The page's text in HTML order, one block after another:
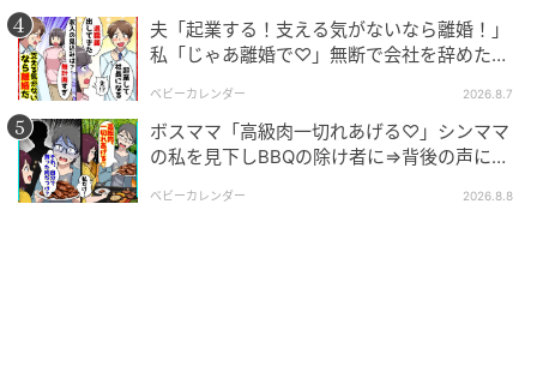
夫「起業する！支える気がないなら離婚！」
私「じゃあ離婚で♡」無断で会社を辞めた元
ベビーカレンダー 2026.8.7
ボスママ「高級肉一切れあげる♡」シンママ
の私を見下しBBQの除け者に⇒背後の声に突
ベビーカレンダー 2026.8.8